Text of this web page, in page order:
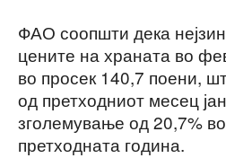
ФАО соопшти дека
цените на храната во
во просек 140,7 поени,
од претходниот месец
зголемување од 20,7%
претходната година.